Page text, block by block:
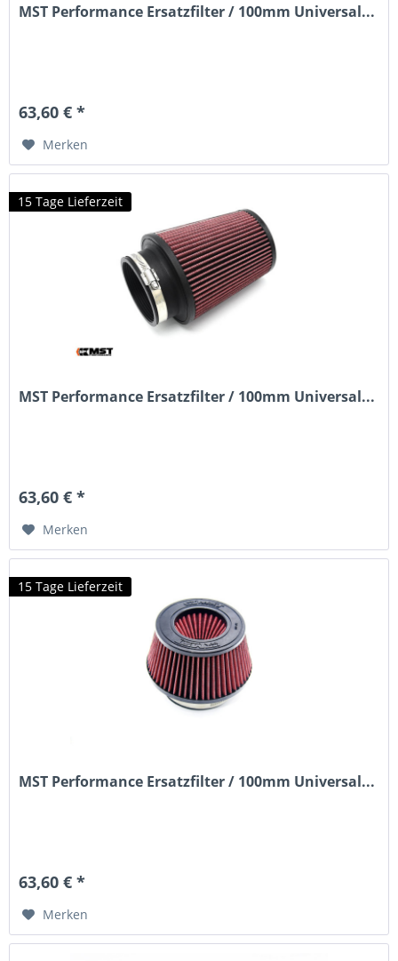
MST Performance Ersatzfilter / 100mm Universal...
63,60 € *
Merken
15 Tage Lieferzeit
MST Performance Ersatzfilter / 100mm Universal...
63,60 € *
Merken
15 Tage Lieferzeit
MST Performance Ersatzfilter / 100mm Universal...
63,60 € *
Merken